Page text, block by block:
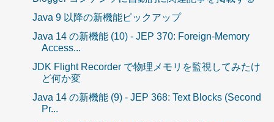
Java 9 以降の新機能ピックアップ
Java 14 の新機能 (10) - JEP 370: Foreign-Memory
Access...
JDK Flight Recorder で物理メモリを監視してみたけ
ど何か変
Java 14 の新機能 (9) - JEP 368: Text Blocks (Second
Pr...